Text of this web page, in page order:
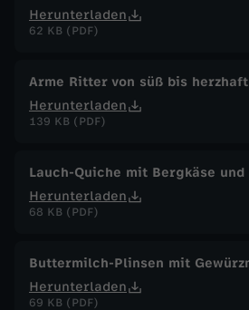
Herunterladen
62 KB (PDF)
Arme Ritter von süß bis herzhaft
Herunterladen
139 KB (PDF)
Lauch-Quiche mit Bergkäse und
Herunterladen
68 KB (PDF)
Buttermilch-Plinsen mit
Herunterladen
69 KB (PDF)